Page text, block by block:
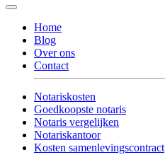
Home
Blog
Over ons
Contact
Notariskosten
Goedkoopste notaris
Notaris vergelijken
Notariskantoor
Kosten samenlevingscontract